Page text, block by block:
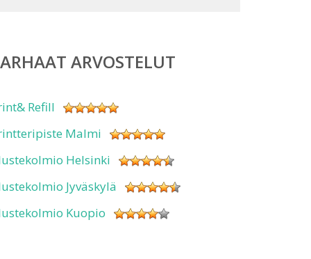
ARVOSTELUT
Refill
Malmi
Helsinki
Jyväskylä
Kuopio